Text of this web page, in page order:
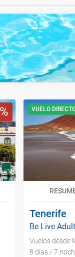
VUELO
Tenerife
Be Live
Vuelos desde
8 días / 7